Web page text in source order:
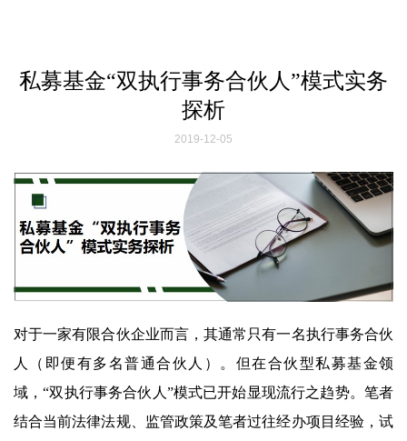
私募基金“双执行事务合伙人”模式实务
探析
2019-12-05
对于一家有限合伙企业而言，其通常只有一名执行事务合伙
人（即便有多名普通合伙人）。但在合伙型私募基金领
域，“双执行事务合伙人”模式已开始显现流行之趋势。笔者
结合当前法律法规、监管政策及笔者过往经办项目经验，试